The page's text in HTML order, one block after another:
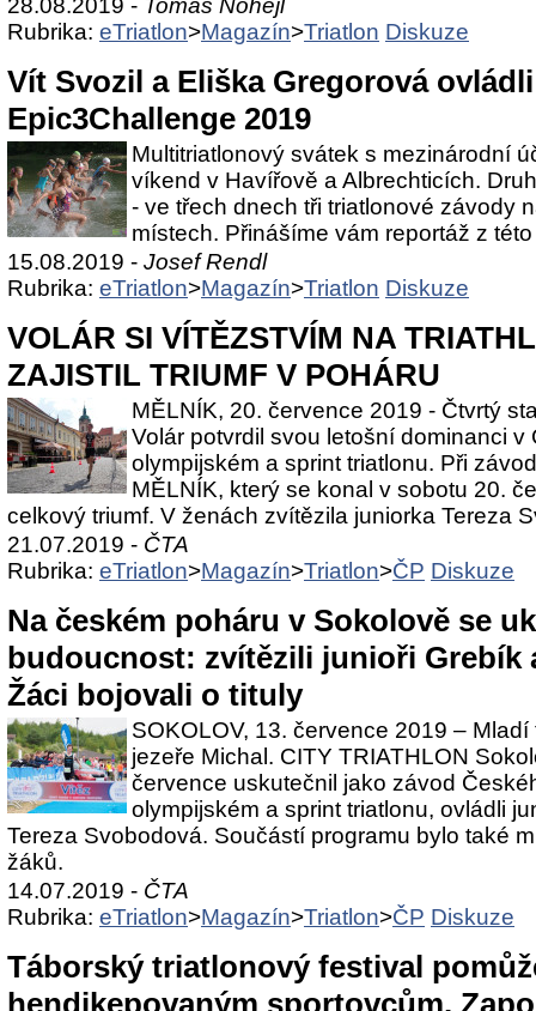
28.08.2019 - Tomáš Nohejl
Rubrika: eTriatlon>Magazín>Triatlon Diskuze
Vít Svozil a Eliška Gregorová
Epic3Challenge 2019
Multitriatlonový svátek s mezinárodní
víkend v Havířově a Albrechticích.
- ve třech dnech tři triatlonové závody
místech. Přinášíme vám reportáž z
15.08.2019 - Josef Rendl
Rubrika: eTriatlon>Magazín>Triatlon Diskuze
VOLÁR SI VÍTĚZSTVÍM NA
ZAJISTIL TRIUMF V POHÁRU
MĚLNÍK, 20. července 2019 - Čtvrtý
Volár potvrdil svou letošní dominanci v
olympijském a sprint triatlonu. Při
MĚLNÍK, který se konal v sobotu 20.
celkový triumf. V ženách zvítězila juniorka Tereza
21.07.2019 - ČTA
Rubrika: eTriatlon>Magazín>Triatlon>ČP Diskuze
Na českém poháru v Sokolově se
budoucnost: zvítězili junioři Grebík
Žáci bojovali o tituly
SOKOLOV, 13. července 2019 –
jezeře Michal. CITY TRIATHLON
července uskutečnil jako závod
olympijském a sprint triatlonu, ovládli
Tereza Svobodová. Součástí programu bylo také
žáků.
14.07.2019 - ČTA
Rubrika: eTriatlon>Magazín>Triatlon>ČP Diskuze
Táborský triatlonový festival
hendikepovaným sportovcům.